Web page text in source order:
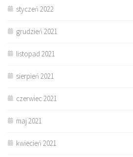
styczeń 2022
grudzień 2021
listopad 2021
sierpień 2021
czerwiec 2021
maj 2021
kwiecień 2021